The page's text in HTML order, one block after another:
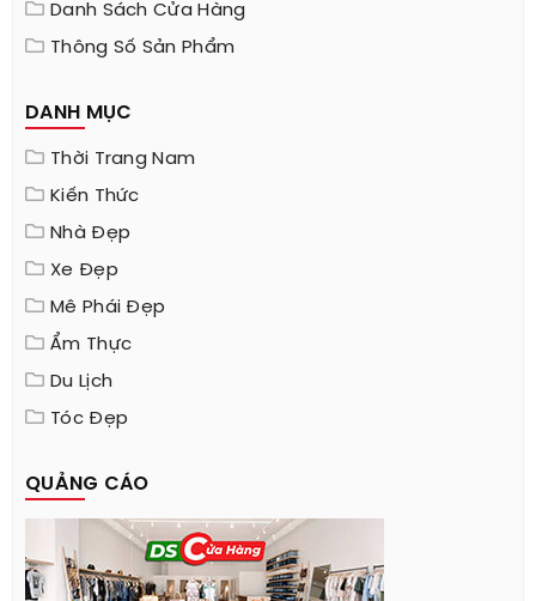
Danh Sách Cửa Hàng
Thông Số Sản Phẩm
DANH MỤC
Thời Trang Nam
Kiến Thức
Nhà Đẹp
Xe Đẹp
Mê Phái Đẹp
Ẩm Thực
Du Lịch
Tóc Đẹp
QUẢNG CÁO